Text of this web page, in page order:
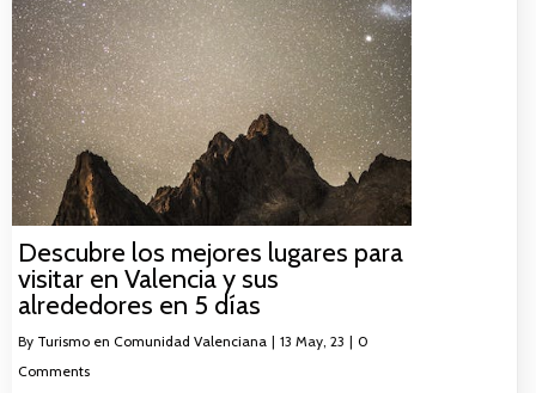
Descubre los mejores lugares para
visitar en Valencia y sus
alrededores en 5 días
By Turismo en Comunidad Valenciana | 13 May, 23 | 0
Comments